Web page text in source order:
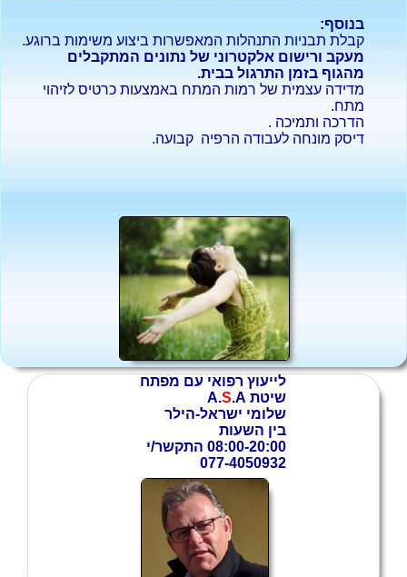
בנוסף:
קבלת תבניות התנהלות המאפשרות ביצוע משימות ברוגע.
מעקב ורישום אלקטרוני של נתונים המתקבלים
מהגוף בזמן התרגול בבית.
מדידה עצמית של רמות המתח באמצעות כרטיס לזיהוי
מתח.
הדרכה ותמיכה .
דיסק מונחה לעבודה הרפיה קבועה.
לייעוץ רפואי עם מפתח
שיטת
S.A
שלומי ישראל-הילר
בין השעות
08:00-20:00 התקשר/י
077-4050932